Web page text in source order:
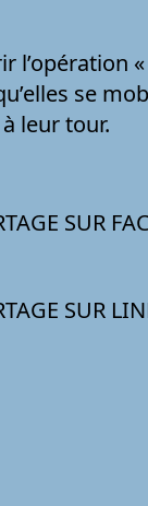
l’opération «
se
leur tour.
SUR
SUR